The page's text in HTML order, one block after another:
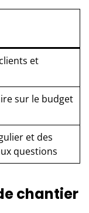
et
sur le budget
et des
questions
chantier